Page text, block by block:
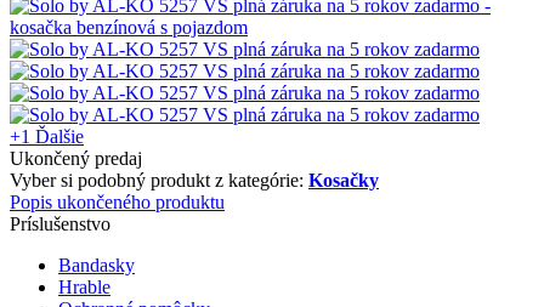
+1 Ďalšie
Ukončený predaj
Vyber si podobný produkt z kategórie: Kosačky
Popis ukončeného produktu
Príslušenstvo
Bandasky
Hrable